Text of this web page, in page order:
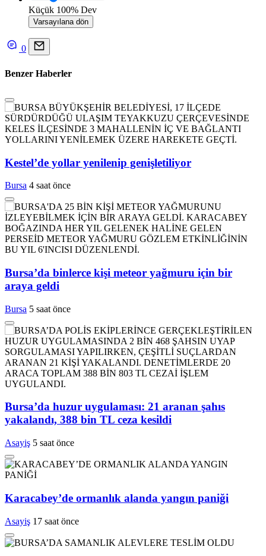
Küçük 100% Dev
Varsayılana dön
0
Benzer Haberler
Kestel’de yollar yenilenip genişletiliyor
Bursa 4 saat önce
Bursa’da binlerce kişi meteor yağmuru için bir
araya geldi
Bursa 5 saat önce
Bursa’da huzur uygulaması: 21 aranan şahıs
yakalandı, 388 bin TL ceza kesildi
Asayiş 5 saat önce
Karacabey’de ormanlık alanda yangın paniği
Asayiş 17 saat önce